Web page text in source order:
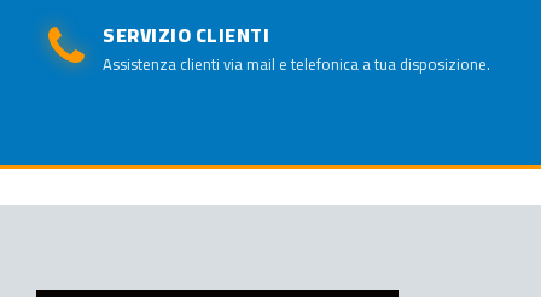
SERVIZIO CLIENTI
Assistenza clienti via mail e telefonica a tua disposizione.